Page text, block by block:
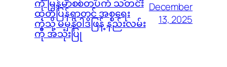
ကို မြန်မာစစ်တပ်က သတင်း
ထုတ်ပြန်ရာတွင် အစ္စရေး
ကဲ့သို့ မမှန်၀ါဒဖြန့် နည်းလမ်း
ကို အသုံးပြု
December
13, 2025